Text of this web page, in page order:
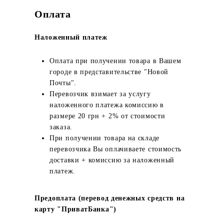
Оплата
Наложенный платеж
Оплата при получении товара в Вашем
городе в представительстве "Новой
Почты".
Перевозчик взимает за услугу
наложенного платежа комиссию в
размере 20 грн + 2% от стоимости
заказа.
При получении товара на складе
перевозчика Вы оплачиваете стоимость
доставки + комиссию за наложенный
платеж.
Предоплата (перевод денежных средств на
карту "ПриватБанка")